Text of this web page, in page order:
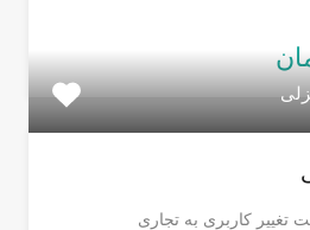
تغییر کاربری به تجاری